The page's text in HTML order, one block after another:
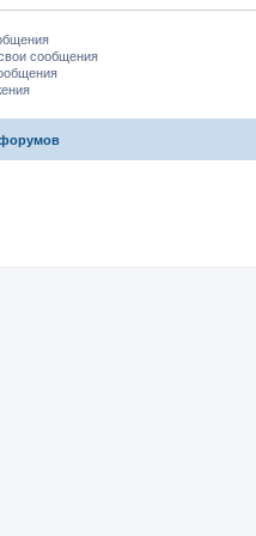
сообщения